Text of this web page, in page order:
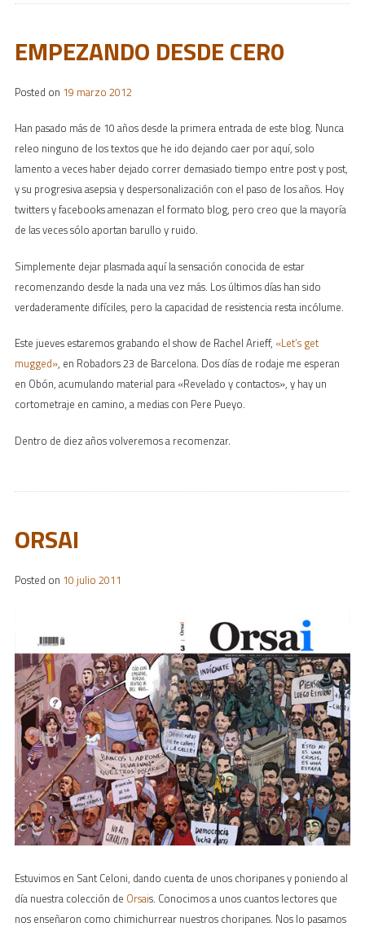
EMPEZANDO DESDE CER0
Posted on 19 marzo 2012
Han pasado más de 10 años desde la primera entrada de este blog. Nunca
releo ninguno de los textos que he ido dejando caer por aquí, solo
lamento a veces haber dejado correr demasiado tiempo entre post y post,
y su progresiva asepsia y despersonalización con el paso de los años. Hoy
twitters y facebooks amenazan el formato blog, pero creo que la mayoría
de las veces sólo aportan barullo y ruido.
Simplemente dejar plasmada aquí la sensación conocida de estar
recomenzando desde la nada una vez más. Los últimos días han sido
verdaderamente difíciles, pero la capacidad de resistencia resta incólume.
Este jueves estaremos grabando el show de Rachel Arieff, «Let’s get
mugged», en Robadors 23 de Barcelona. Dos días de rodaje me esperan
en Obón, acumulando material para «Revelado y contactos», y hay un
cortometraje en camino, a medias con Pere Pueyo.
Dentro de diez años volveremos a recomenzar.
ORSAI
Posted on 10 julio 2011
Estuvimos en Sant Celoni, dando cuenta de unos choripanes y poniendo al
día nuestra colección de Orsais. Conocimos a unos cuantos lectores que
nos enseñaron como chimichurrear nuestros choripanes. Nos lo pasamos